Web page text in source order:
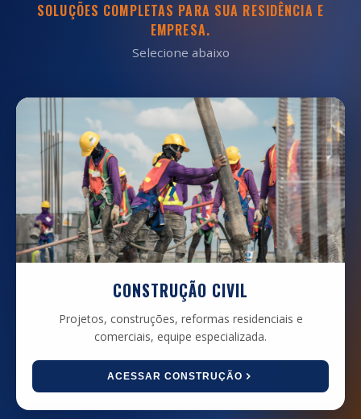
SOLUÇÕES COMPLETAS PARA SUA RESIDÊNCIA E
EMPRESA.
Selecione abaixo
CONSTRUÇÃO CIVIL
Projetos, construções, reformas residenciais e
comerciais, equipe especializada.
ACESSAR CONSTRUÇÃO